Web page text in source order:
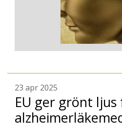
23 apr 2025
EU ger grönt